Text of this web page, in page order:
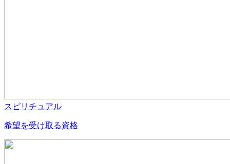
スピリチュアル
希望を受け取る資格